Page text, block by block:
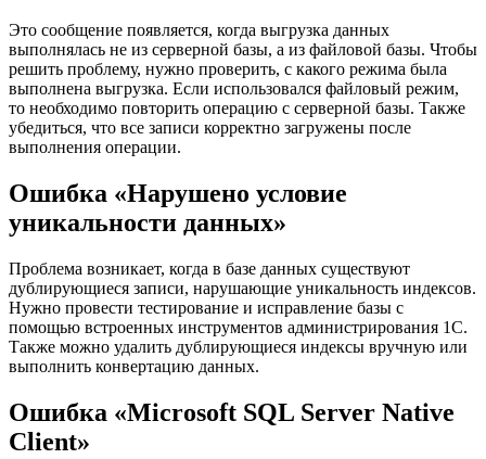
Это сообщение появляется, когда выгрузка данных
выполнялась не из серверной базы, а из файловой базы. Чтобы
решить проблему, нужно проверить, с какого режима была
выполнена выгрузка. Если использовался файловый режим,
то необходимо повторить операцию с серверной базы. Также
убедиться, что все записи корректно загружены после
выполнения операции.
Ошибка «Нарушено условие
уникальности данных»
Проблема возникает, когда в базе данных существуют
дублирующиеся записи, нарушающие уникальность индексов.
Нужно провести тестирование и исправление базы с
помощью встроенных инструментов администрирования 1С.
Также можно удалить дублирующиеся индексы вручную или
выполнить конвертацию данных.
Ошибка «Microsoft SQL Server Native
Client»